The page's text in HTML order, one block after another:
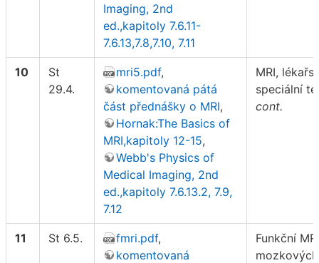
Imaging, 2nd
ed.,kapitoly 7.6.11-
7.6.13,7.8,7.10, 7.11
10
St
29.4.
mri5.pdf,
komentovaná pátá
část přednášky o MRI,
Hornak:The Basics of
MRI,kapitoly 12-15,
Webb's Physics of
Medical Imaging, 2nd
ed.,kapitoly 7.6.13.2, 7.9,
7.12
MRI,
speciální
cont.
11 St 6.5. fmri.pdf,
komentovaná
Funkční